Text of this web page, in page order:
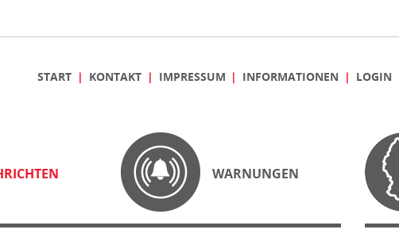
START KONTAKT IMPRESSUM INFORMATIONEN LOGIN
WARNUNGEN